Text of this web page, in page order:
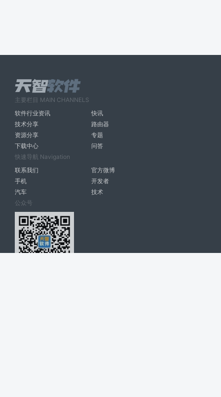
主要栏目 MAIN CHANNELS
软件行业资讯
快讯
技术分享
路由器
资源分享
专题
下载中心
问答
快速导航 Navigation
联系我们
官方微博
手机
开发者
汽车
技术
公众号